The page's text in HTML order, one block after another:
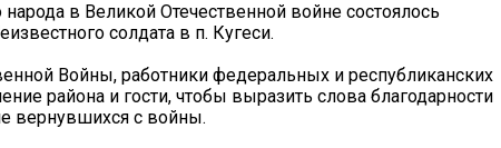
в Великой Отечественной войне состоялось
солдата в п. Кугеси.
Войны, работники федеральных и республиканских
района и гости, чтобы выразить слова благодарности
вернувшихся с войны.